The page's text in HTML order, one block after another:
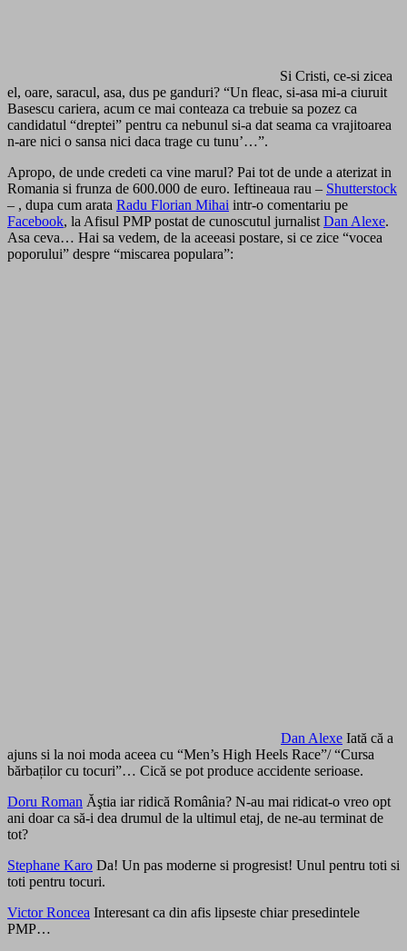
Si Cristi, ce-si zicea
el, oare, saracul, asa, dus pe ganduri? “Un fleac, si-asa mi-a ciuruit
Basescu cariera, acum ce mai conteaza ca trebuie sa pozez ca
candidatul “dreptei” pentru ca nebunul si-a dat seama ca vrajitoarea
n-are nici o sansa nici daca trage cu tunu’…”.
Apropo, de unde credeti ca vine marul? Pai tot de unde a aterizat in
Romania si frunza de 600.000 de euro. Ieftineaua rau – Shutterstock
– , dupa cum arata Radu Florian Mihai intr-o comentariu pe
Facebook, la Afisul PMP postat de cunoscutul jurnalist Dan Alexe.
Asa ceva… Hai sa vedem, de la aceeasi postare, si ce zice “vocea
poporului” despre “miscarea populara”:
Dan Alexe Iată că a
ajuns si la noi moda aceea cu “Men’s High Heels Race”/ “Cursa
bărbaților cu tocuri”… Cică se pot produce accidente serioase.
Doru Roman Ăştia iar ridică România? N-au mai ridicat-o vreo opt
ani doar ca să-i dea drumul de la ultimul etaj, de ne-au terminat de
tot?
Stephane Karo Da! Un pas moderne si progresist! Unul pentru toti si
toti pentru tocuri.
Victor Roncea Interesant ca din afis lipseste chiar presedintele
PMP…